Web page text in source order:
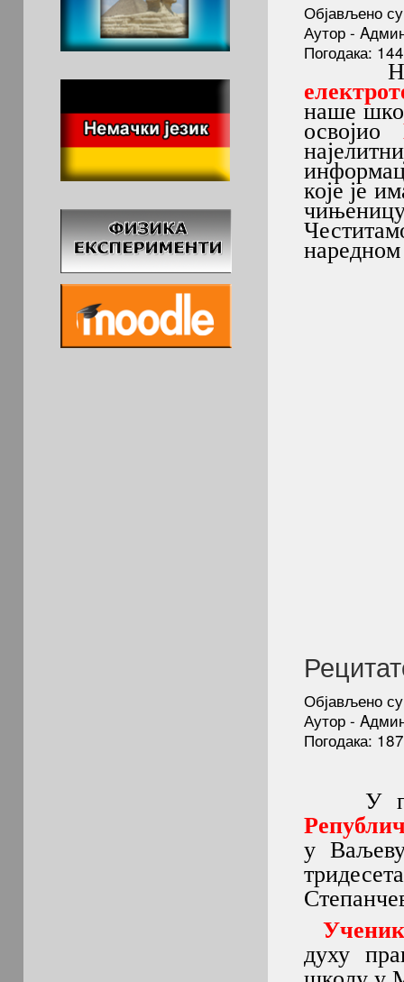
Објављено
Аутор -
Погодака:
наше
освојио
које је
Објављено
Аутор -
Погодака:
У
у
Ученик
духу